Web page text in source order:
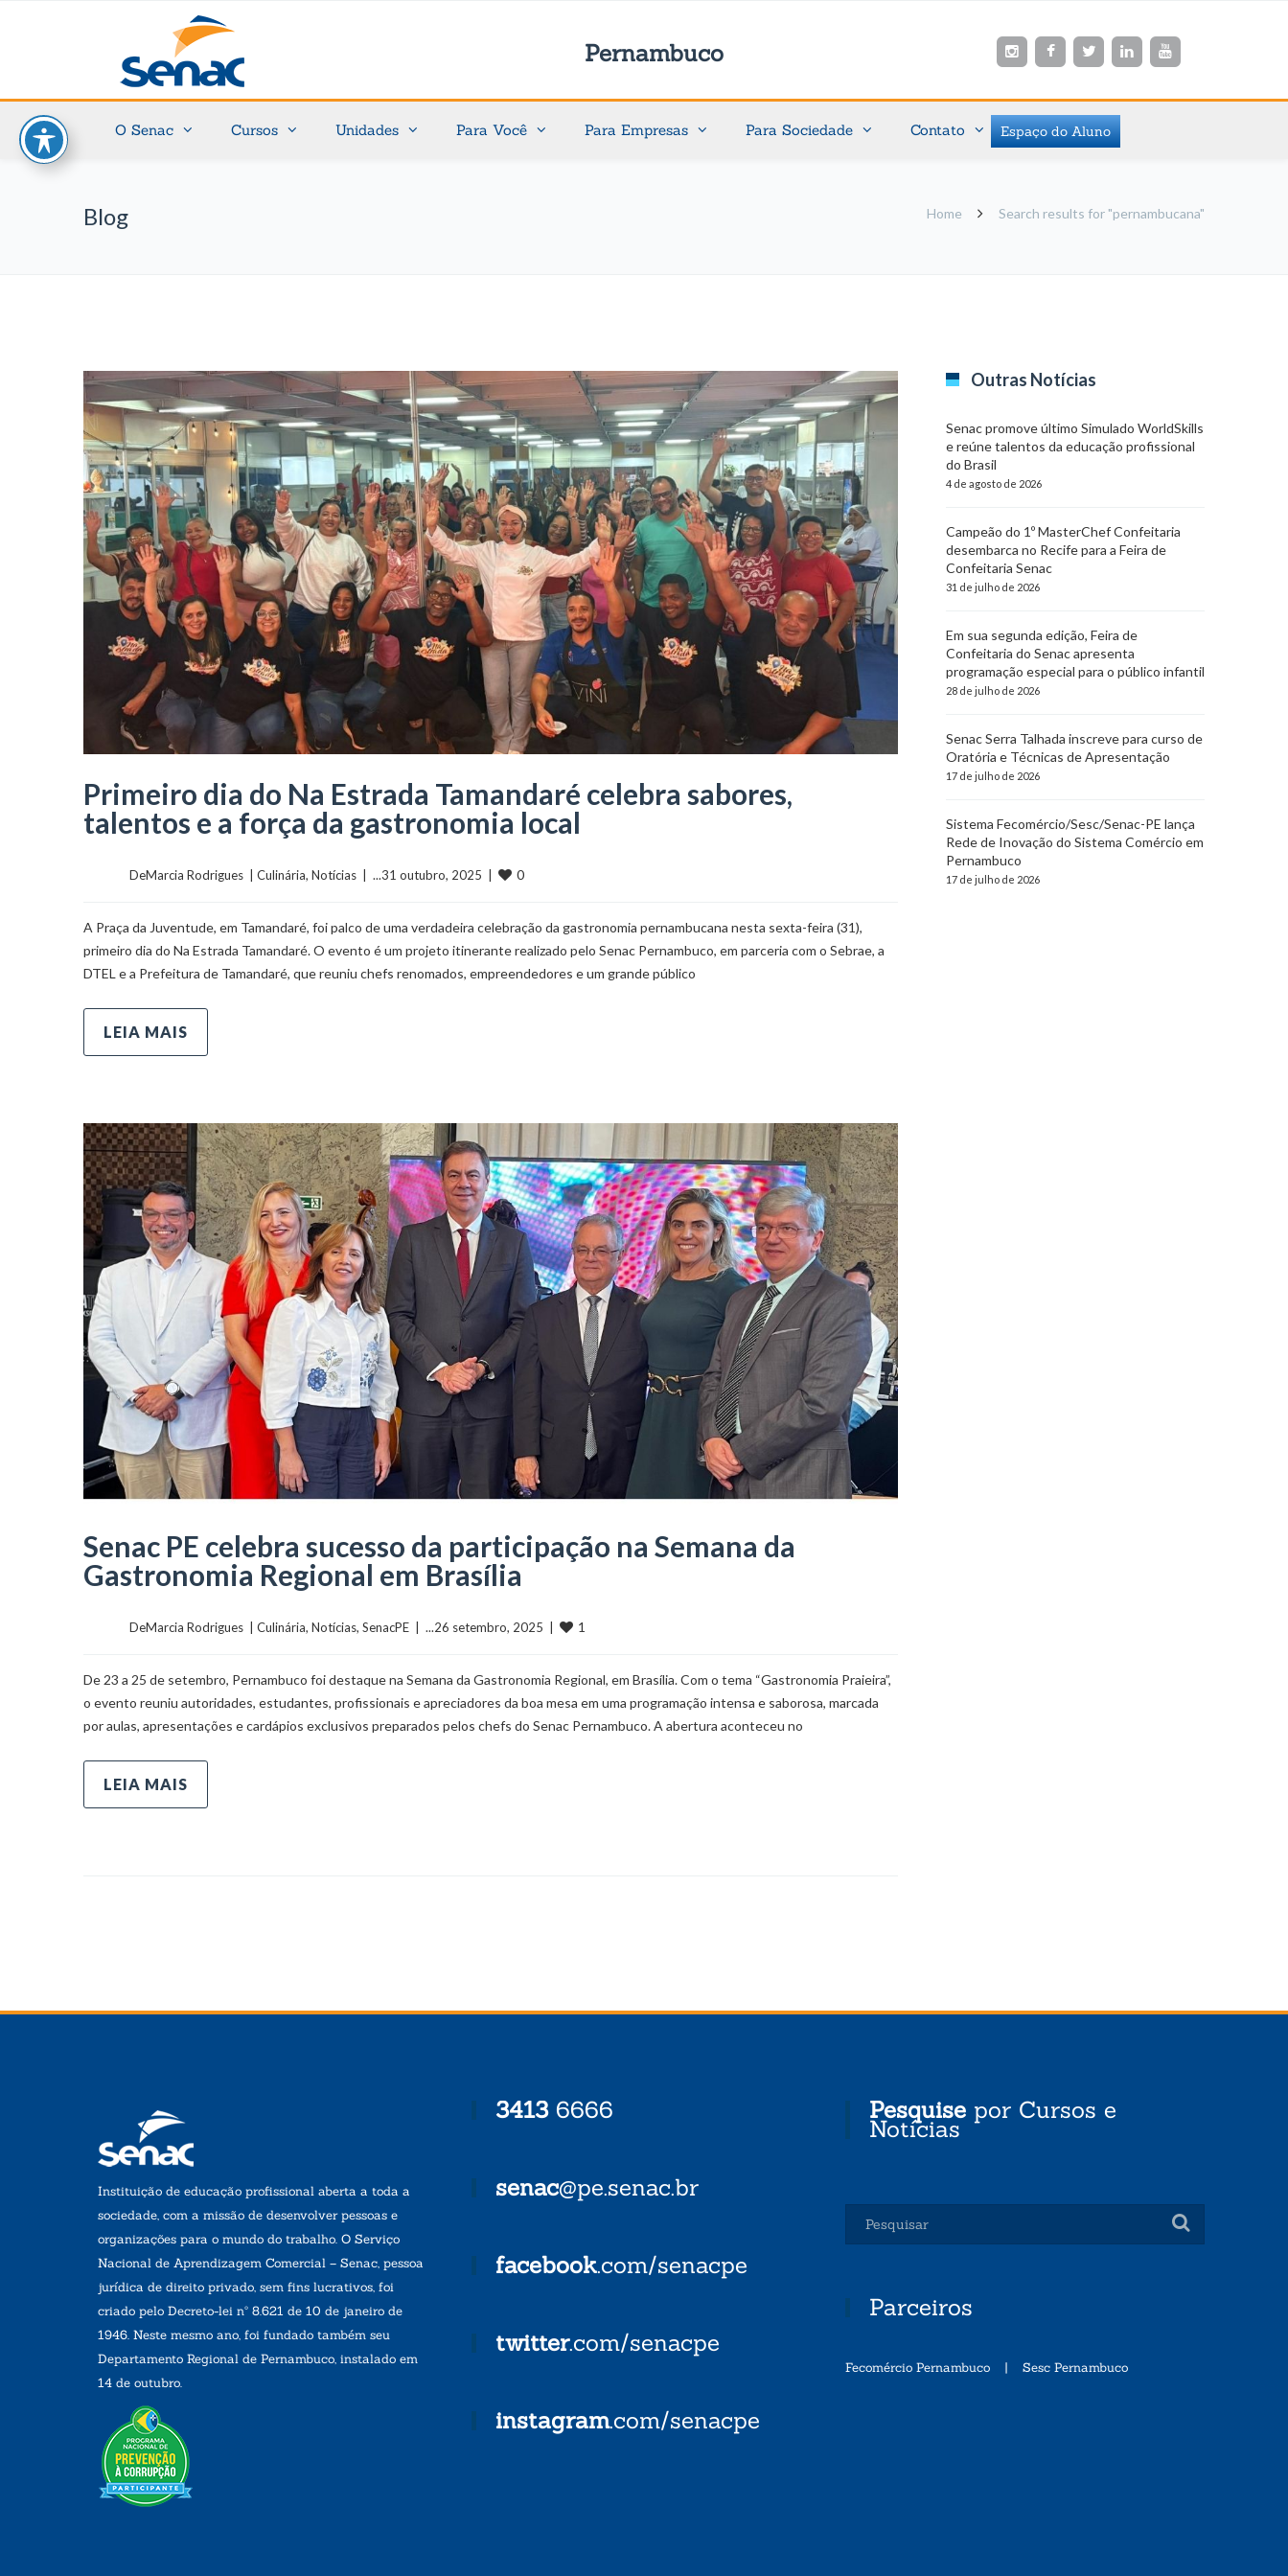
Pernambuco
O Senac Cursos Unidades Para Você Para Empresas Para Sociedade Contato Espaço do Aluno
Blog Home Search results for "pernambucana"
Primeiro dia do Na Estrada Tamandaré celebra sabores,
talentos e a força da gastronomia local
	    	DeMarcia Rodrigues  |
Culinária, Notícias
  |  ...31 outubro, 2025  |
0
A Praça da Juventude, em Tamandaré, foi palco de uma verdadeira celebração da gastronomia pernambucana nesta sexta-feira (31),
primeiro dia do Na Estrada Tamandaré. O evento é um projeto itinerante realizado pelo Senac Pernambuco, em parceria com o Sebrae, a
DTEL e a Prefeitura de Tamandaré, que reuniu chefs renomados, empreendedores e um grande público
LEIA MAIS
Senac PE celebra sucesso da participação na Semana da
Gastronomia Regional em Brasília
	    	DeMarcia Rodrigues  |
Culinária, Notícias, SenacPE
  |  ...26 setembro, 2025  |
1
De 23 a 25 de setembro, Pernambuco foi destaque na Semana da Gastronomia Regional, em Brasília. Com o tema “Gastronomia Praieira”,
o evento reuniu autoridades, estudantes, profissionais e apreciadores da boa mesa em uma programação intensa e saborosa, marcada
por aulas, apresentações e cardápios exclusivos preparados pelos chefs do Senac Pernambuco. A abertura aconteceu no
LEIA MAIS
Outras Notícias
Senac promove último Simulado WorldSkills
e reúne talentos da educação profissional
do Brasil
4 de agosto de 2026
Campeão do 1º MasterChef Confeitaria
desembarca no Recife para a Feira de
Confeitaria Senac
31 de julho de 2026
Em sua segunda edição, Feira de
Confeitaria do Senac apresenta
programação especial para o público infantil
28 de julho de 2026
Senac Serra Talhada inscreve para curso de
Oratória e Técnicas de Apresentação
17 de julho de 2026
Sistema Fecomércio/Sesc/Senac-PE lança
Rede de Inovação do Sistema Comércio em
Pernambuco
17 de julho de 2026
Instituição de educação profissional aberta a toda a
sociedade, com a missão de desenvolver pessoas e
organizações para o mundo do trabalho. O Serviço
Nacional de Aprendizagem Comercial – Senac, pessoa
jurídica de direito privado, sem fins lucrativos, foi
criado pelo Decreto-lei nº 8.621 de 10 de janeiro de
1946. Neste mesmo ano, foi fundado também seu
Departamento Regional de Pernambuco, instalado em
14 de outubro.
34136666
senac@pe.senac.br
facebook.com/senacpe
twitter.com/senacpe
instagram.com/senacpe
Pesquise por Cursos e
Notícias
Parceiros
Fecomércio Pernambuco | Sesc Pernambuco